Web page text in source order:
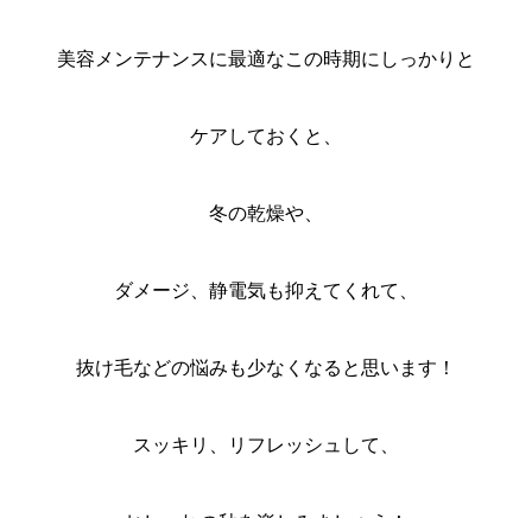
美容メンテナンスに最適なこの時期にしっかりと
ケアしておくと、
冬の乾燥や、
ダメージ、静電気も抑えてくれて、
抜け毛などの悩みも少なくなると思います！
スッキリ、リフレッシュして、